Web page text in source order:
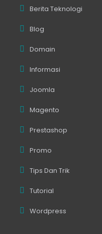
Berita Teknologi
Blog
Domain
Informasi
Joomla
Magento
Prestashop
Promo
Tips Dan Trik
Tutorial
Wordpress